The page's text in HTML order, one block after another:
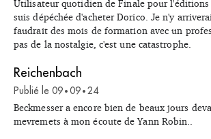
Utilisateur quotidien de Finale pour l'éditions
suis dépéchée d'acheter Dorico. Je n'y
faudrait des mois de formation avec un
pas de la nostalgie, c'est une catastrophe.
Reichenbach
Publié le 09 • 09 • 24
Beckmesser a encore bien de beaux jours
mevremets à mon écoute de Yann Robin..